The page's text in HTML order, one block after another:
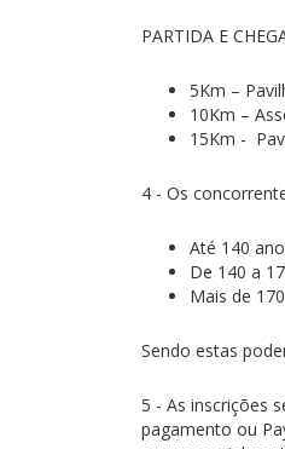
PARTIDA E
5Km –
10Km –
15Km -
4 - Os
Até 140
De 140 a
Mais de
Sendo estas
5 - As inscrições
pagamento ou